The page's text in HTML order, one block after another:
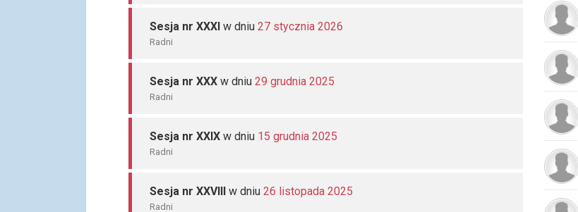
Sesja nr XXXI w dniu 27 stycznia 2026
Radni
Sesja nr XXX w dniu 29 grudnia 2025
Radni
Sesja nr XXIX w dniu 15 grudnia 2025
Radni
Sesja nr XXVIII w dniu 26 listopada 2025
Radni